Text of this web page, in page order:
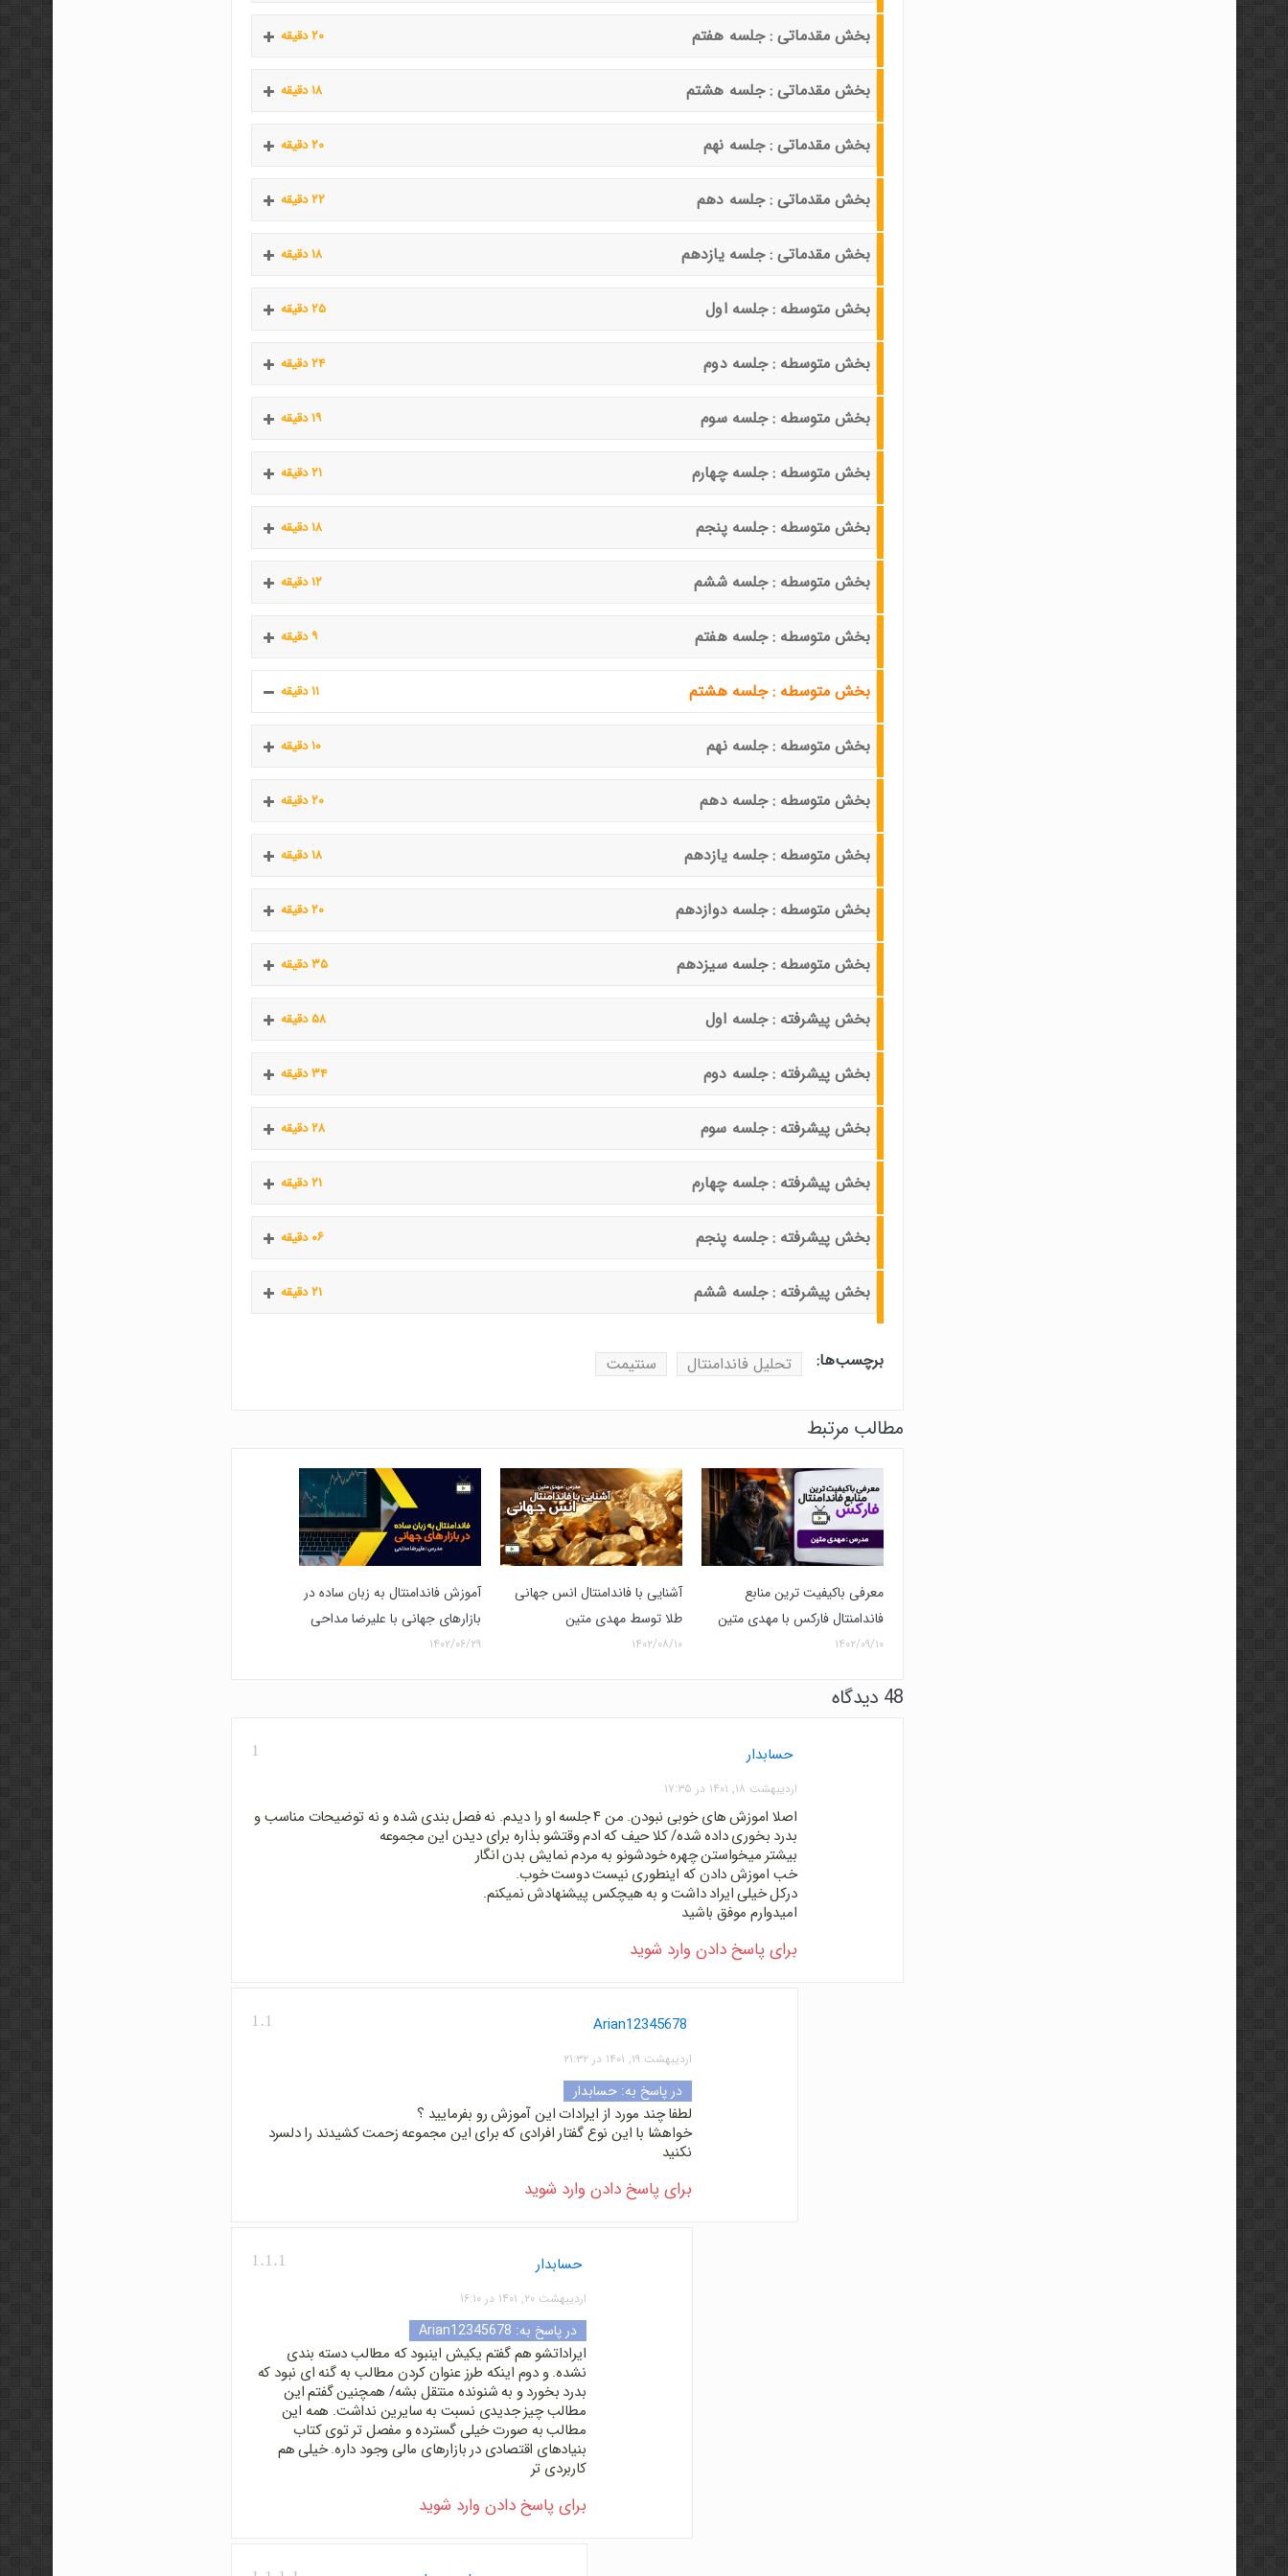
بخش مقدماتی : جلسه هفتم ۲۰ دقیقه
بخش مقدماتی : جلسه هشتم ۱۸ دقیقه
بخش مقدماتی : جلسه نهم ۲۰ دقیقه
بخش مقدماتی : جلسه دهم ۲۲ دقیقه
بخش مقدماتی : جلسه یازدهم ۱۸ دقیقه
بخش متوسطه : جلسه اول ۲۵ دقیقه
بخش متوسطه : جلسه دوم ۲۴ دقیقه
بخش متوسطه : جلسه سوم ۱۹ دقیقه
بخش متوسطه : جلسه چهارم ۲۱ دقیقه
بخش متوسطه : جلسه پنجم ۱۸ دقیقه
بخش متوسطه : جلسه ششم ۱۲ دقیقه
بخش متوسطه : جلسه هفتم ۹ دقیقه
بخش متوسطه : جلسه هشتم ۱۱ دقیقه
بخش متوسطه : جلسه نهم ۱۰ دقیقه
بخش متوسطه : جلسه دهم ۲۰ دقیقه
بخش متوسطه : جلسه یازدهم ۱۸ دقیقه
بخش متوسطه : جلسه دوازدهم ۲۰ دقیقه
بخش متوسطه : جلسه سیزدهم ۳۵ دقیقه
بخش پیشرفته : جلسه اول ۵۸ دقیقه
بخش پیشرفته : جلسه دوم ۳۴ دقیقه
بخش پیشرفته : جلسه سوم ۲۸ دقیقه
بخش پیشرفته : جلسه چهارم ۲۱ دقیقه
بخش پیشرفته : جلسه پنجم ۰۶ دقیقه
بخش پیشرفته : جلسه ششم ۲۱ دقیقه
برچسب‌ها: تحلیل فاندامنتال سنتیمت
مطالب مرتبط
معرفی باکیفیت ترین منابع
فاندامنتال فارکس با مهدی متین
۱۴۰۲/۰۹/۱۰
آشنایی با فاندامنتال انس جهانی
طلا توسط مهدی متین
۱۴۰۲/۰۸/۱۰
آموزش فاندامنتال به زبان ساده در
بازارهای جهانی با علیرضا مداحی
۱۴۰۲/۰۶/۲۹
48 دیدگاه
1 حسابدار
اردیبهشت ۱۸, ۱۴۰۱ در ۱۷:۳۵
اصلا اموزش های خوبی نبودن. من ۴ جلسه او را دیدم. نه فصل بندی شده و نه توضیحات مناسب و
بدرد بخوری داده شده/ کلا حیف که ادم وقتشو بذاره برای دیدن این مجموعه
بیشتر میخواستن چهره خودشونو به مردم نمایش بدن انگار
خب اموزش دادن که اینطوری نیست دوست خوب.
درکل خیلی ایراد داشت و به هیچکس پیشنهادش نمیکنم.
امیدوارم موفق باشید
برای پاسخ دادن وارد شوید
1.1 Arian12345678
اردیبهشت ۱۹, ۱۴۰۱ در ۲۱:۳۲
در پاسخ به:حسابدار
لطفا چند مورد از ایرادات این آموزش رو بفرمایید ؟
خواهشا با این نوع گفتار افرادی که برای این مجموعه زحمت کشیدند را دلسرد
نکنید
برای پاسخ دادن وارد شوید
1.1.1 حسابدار
اردیبهشت ۲۰, ۱۴۰۱ در ۱۶:۱۰
در پاسخ به: Arian12345678
ایراداتشو هم گفتم یکیش اینبود که مطالب دسته بندی
نشده. و دوم اینکه طرز عنوان کردن مطالب به گنه ای نبود که
بدرد بخورد و به شنونده منتقل بشه/ همچنین گفتم این
مطالب چیز جدیدی نسبت به سایرین نداشت. همه این
مطالب به صورت خیلی گسترده و مفصل تر توی کتاب
بنیادهای اقتصادی در بازارهای مالی وجود داره. خیلی هم
کاربردی تر
برای پاسخ دادن وارد شوید